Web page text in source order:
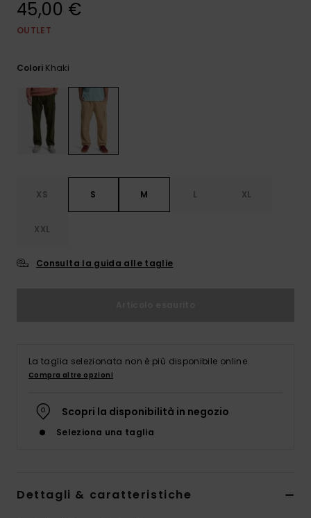
45,00 €
OUTLET
Colori Khaki
XS S M L XL
XXL
Consulta la guida alle taglie
La taglia selezionata non è più disponibile online.
Compra altre opzioni
Scopri la disponibilità in negozio
Seleziona una taglia
Dettagli & caratteristiche